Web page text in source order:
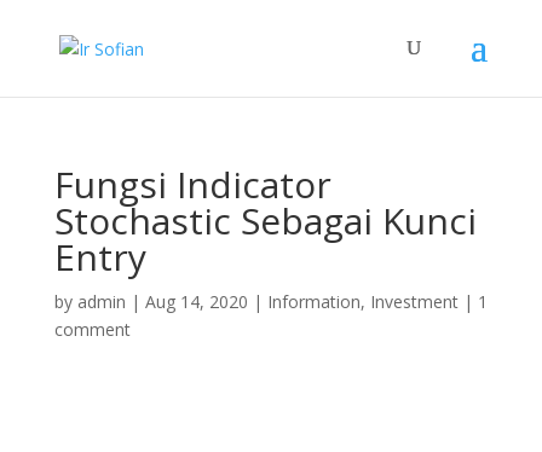
Fungsi Indicator
Stochastic Sebagai Kunci
Entry
by admin | Aug 14, 2020 | Information, Investment| 1
comment